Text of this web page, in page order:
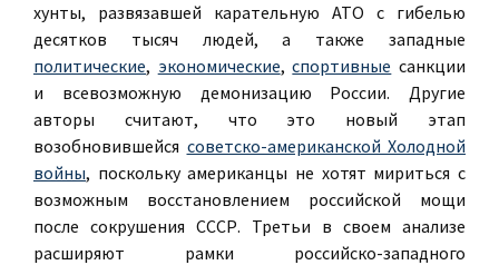
хунты, развязавшей карательную АТО с гибелью
десятков тысяч людей, а также западные
политические, экономические,спортивные санкции
и всевозможную демонизацию России. Другие
авторы считают, что это новый этап
возобновившейся советско-американской Холодной
войны, поскольку американцы не хотят мириться с
возможным восстановлением российской мощи
после сокрушения СССР. Третьи в своем анализе
расширяют рамки российско-западного